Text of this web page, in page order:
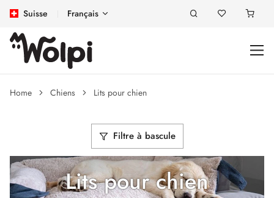
Suisse Français
Home Chiens Lits pour chien
Filtre à bascule
Lits pour chien